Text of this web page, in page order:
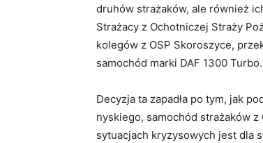
druhów strażaków, ale również
Strażacy z Ochotniczej Straży
kolegów z OSP Skoroszyce,
samochód marki DAF 1300 Turbo.
Decyzja ta zapadła po tym, jak
nyskiego, samochód strażaków
sytuacjach kryzysowych jest dla